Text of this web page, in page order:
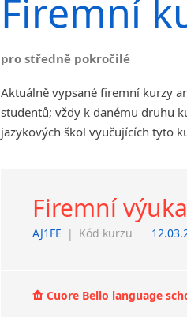
Jihlava
Chomutov
Děčín
Hodonín
Klatovy
Prostějov
Sedlčany
Tišnov
Firemní
pro středně pokročilé
Aktuálně vypsané firemní kurzy
studentů; vždy k danému druhu
jazykových škol vyučujících tyto
Firemní
AJ1FE | Kód kurzu
Cuore Bello language